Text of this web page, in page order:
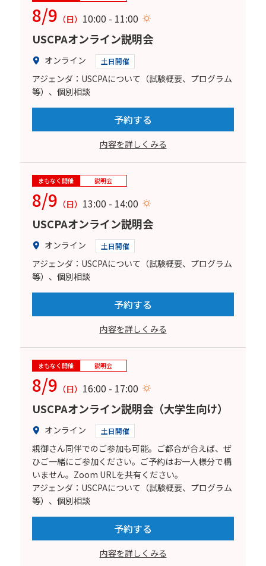
8/9 （日） 10:00 - 11:00
USCPAオンライン説明会
オンライン 土日開催
アジェンダ：USCPAについて（試験概要、プログラム
等）、個別相談
予約する
内容を詳しくみる
まもなく開催 説明会
8/9 （日） 13:00 - 14:00
USCPAオンライン説明会
オンライン 土日開催
アジェンダ：USCPAについて（試験概要、プログラム
等）、個別相談
予約する
内容を詳しくみる
まもなく開催 説明会
8/9 （日） 16:00 - 17:00
USCPAオンライン説明会（大学生向け）
オンライン 土日開催
親御さん同伴でのご参加も可能。ご都合が合えば、ぜ
ひご一緒にご参加ください。ご予約はお一人様分で構
いません。Zoom URLを共有ください。
アジェンダ：USCPAについて（試験概要、プログラム
等）、個別相談
予約する
内容を詳しくみる